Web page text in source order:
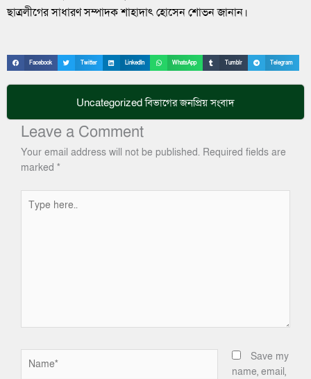
ছাত্রলীগের সাধারণ সম্পাদক শাহাদাৎ হোসেন শোভন জানান।
Facebook Twitter LinkedIn WhatsApp Tumblr Telegram
Uncategorizedবিভাগের জনপ্রিয় সংবাদ
Leave a Comment
Your email address will not be published. Required fields are
marked *
here..
Save my
name, email,